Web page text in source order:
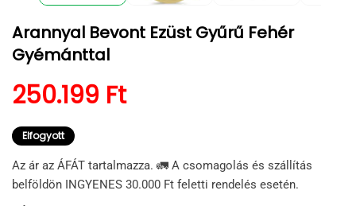
Arannyal Bevont Ezüst Gyűrű Fehér
Gyémánttal
Normál ár
250.199 Ft
Elfogyott
Az ár az ÁFÁT tartalmazza. 🚛 A csomagolás és szállítás
belföldön INGYENES 30.000 Ft feletti rendelés esetén.